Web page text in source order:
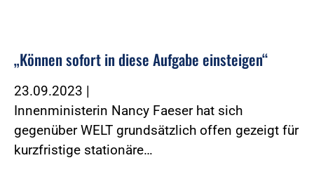
„Können sofort in diese Aufgabe einsteigen“
23.09.2023 |
Innenministerin Nancy Faeser hat sich
gegenüber WELT grundsätzlich offen gezeigt für
kurzfristige stationäre…